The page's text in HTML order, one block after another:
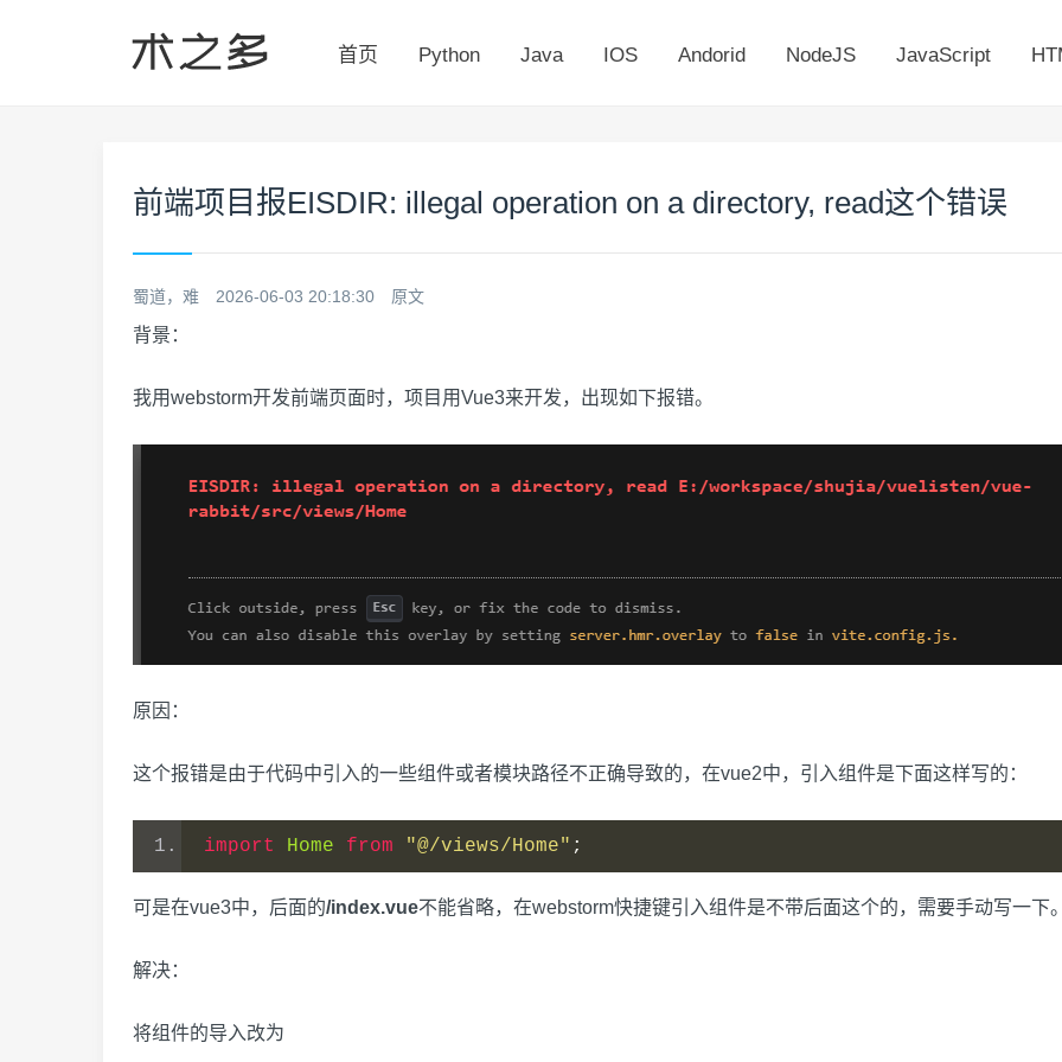
首页 Python Java IOS Andorid NodeJS JavaScript
前端项目报EISDIR: illegal operation on a directory, read这个错误
蜀道，难 2026-06-03 20:18:30 原文
背景：
我用webstorm开发前端页面时，项目用Vue3来开发，出现如下报错。
原因：
这个报错是由于代码中引入的一些组件或者模块路径不正确导致的，在vue2中，引入组件是下面这样写的：
import Home from "@/views/Home" ;
可是在vue3中，后面的/index.vue不能省略，在webstorm快捷键引入组件是不带后面这个的，需要手动写一下
解决：
将组件的导入改为